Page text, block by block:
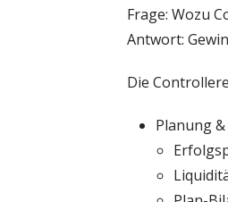
Frage: Wozu
Antwort:
Die
Planung